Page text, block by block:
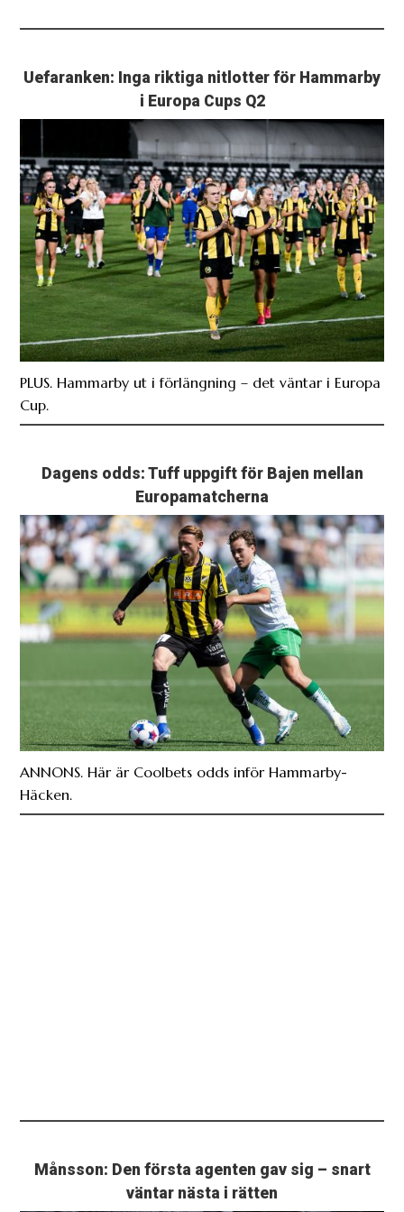
Uefaranken: Inga riktiga nitlotter för Hammarby
i Europa Cups Q2
PLUS. Hammarby ut i förlängning – det väntar i Europa
Cup.
Dagens odds: Tuff uppgift för Bajen mellan
Europamatcherna
ANNONS. Här är Coolbets odds inför Hammarby-
Häcken.
Månsson: Den första agenten gav sig – snart
väntar nästa i rätten